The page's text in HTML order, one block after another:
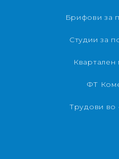
Брифови за
Студии за
ФТ
Трудови во